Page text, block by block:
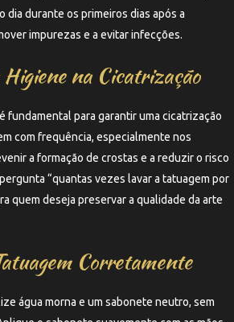
dia durante os primeiros dias após a
impurezas e a evitar infecções.
na Cicatrização
fundamental para garantir uma cicatrização
com frequência, especialmente nos
a formação de crostas e a reduzir o risco
“quantas vezes lavar a tatuagem por
quem deseja preservar a qualidade da arte
Corretamente
água morna e um sabonete neutro, sem